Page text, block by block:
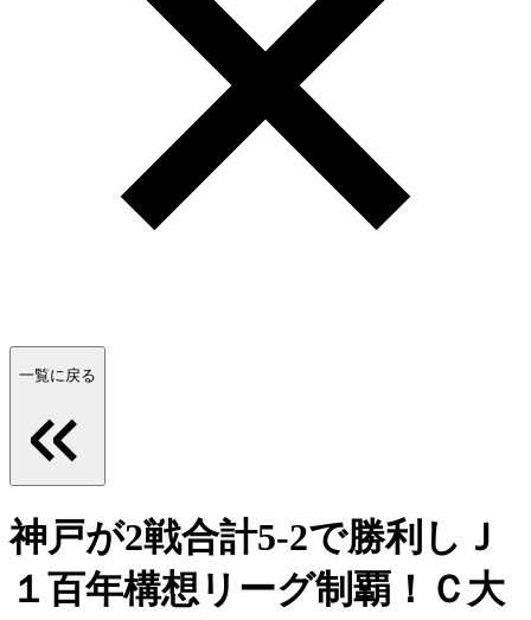
一覧に戻る
神戸が2戦合計5-2で勝利しＪ
１百年構想リーグ制覇！Ｃ大